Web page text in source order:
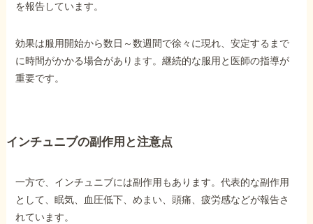
を報告しています。
効果は服用開始から数日～数週間で徐々に現れ、安定するまで
に時間がかかる場合があります。継続的な服用と医師の指導が
重要です。
インチュニブの副作用と注意点
一方で、インチュニブには副作用もあります。代表的な副作用
として、眠気、血圧低下、めまい、頭痛、疲労感などが報告さ
れています。